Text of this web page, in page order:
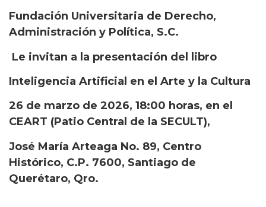
Fundación Universitaria de Derecho,
Administración y Política, S.C.
Le invitan a la presentación del libro
Inteligencia Artificial en el Arte y la Cultura
26 de marzo de 2026, 18:00 horas, en el
CEART (Patio Central de la SECULT),
José María Arteaga No. 89, Centro
Histórico, C.P. 7600, Santiago de
Querétaro, Qro.